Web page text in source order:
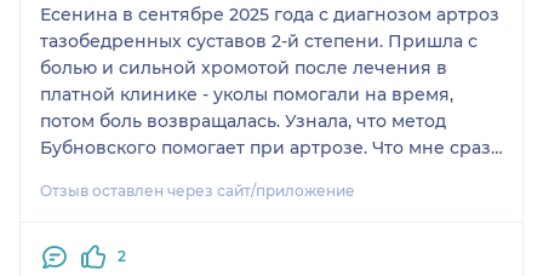
Есенина в сентябре 2025 года с диагнозом артроз
тазобедренных суставов 2-й степени. Пришла с
болью и сильной хромотой после лечения в
платной клинике - уколы помогали на время,
потом боль возвращалась. Узнала, что метод
Бубновского помогает при артрозе. Что мне сразу
обещаний, постоянный контроль врачей. В
после каждого третьего и четвертого занятия.
Отзыв оставлен через сайт/приложение
2